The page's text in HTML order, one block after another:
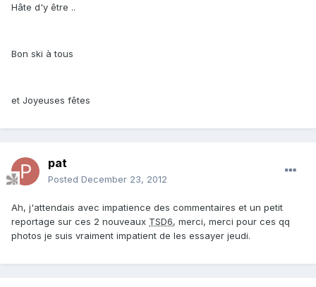
Hâte d'y être ..
Bon ski à tous
et Joyeuses fêtes
pat
Posted December 23, 2012
Ah, j'attendais avec impatience des commentaires et un petit
reportage sur ces 2 nouveaux TSD6, merci, merci pour ces qq
photos je suis vraiment impatient de les essayer jeudi.